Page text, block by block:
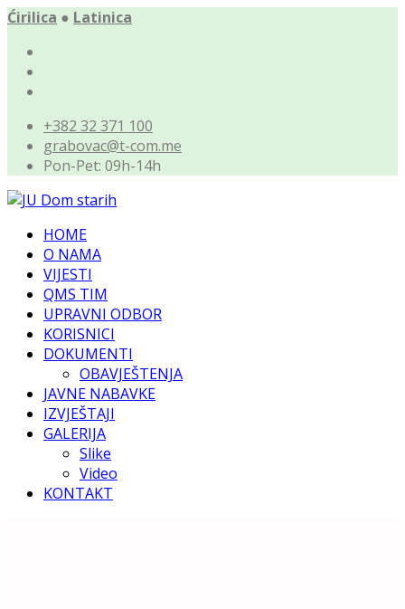
Ćirilica ● Latinica
+382 32 371 100
grabovac@t-com.me
Pon-Pet: 09h-14h
HOME
O NAMA
VIJESTI
QMS TIM
UPRAVNI ODBOR
KORISNICI
DOKUMENTI
OBAVJEŠTENJA
JAVNE NABAVKE
IZVJEŠTAJI
GALERIJA
Slike
Video
KONTAKT